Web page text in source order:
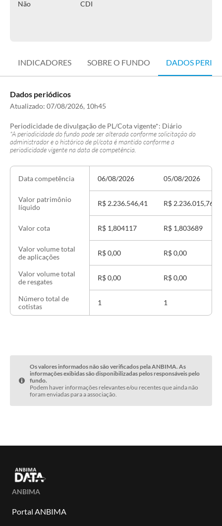
Não CDI
INDICADORES SOBRE O FUNDO DADOS
Dados periódicos
Atualizado: 07/08/2026, 10h45
Periodicidade de divulgação de PL/Cota vigente*: Diário
*A periodicidade do fundo pode ser alterada conforme solicitação do
administrador e o histórico de pl/cota é mantido conforme a
periodicidade vigente na data de competência.
Data competência
Valor patrimônio
líquido
Valor cota
Valor volume total
de aplicações
Valor volume total
de resgates
Número total de
cotistas
06/08/2026
R$ 2.236.546,41
R$ 1,804117
R$ 0,00
R$ 0,00
1
05/08/2026
R$ 2.236.015,76
R$ 1,803689
R$ 0,00
R$ 0,00
1
Os valores informados não são verificados pela ANBIMA. As
informações exibidas são disponibilizadas pelos responsáveis pelo
fundo.
Podem haver informações relevantes e/ou recentes que ainda não
foram enviadas para a associação.
ANBIMA
Portal ANBIMA